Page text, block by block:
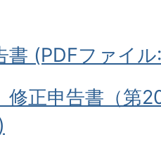
書 (PDFファイル
修正申告書（第